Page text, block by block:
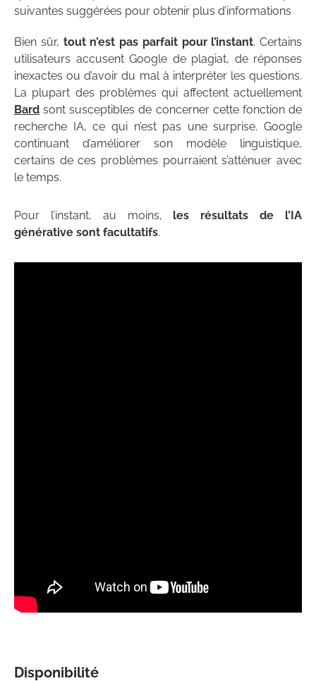
suivantes suggérées pour obtenir plus d’informations
Bien sûr, tout n’est pas parfait pour l’instant. Certains
utilisateurs accusent Google de plagiat, de réponses
inexactes ou d’avoir du mal à interpréter les questions.
La plupart des problèmes qui affectent actuellement
Bard sont susceptibles de concerner cette fonction de
recherche IA, ce qui n’est pas une surprise. Google
continuant d’améliorer son modèle linguistique,
certains de ces problèmes pourraient s’atténuer avec
le temps.
Pour l’instant, au moins, les résultats de l’IA
générative sont facultatifs.
Disponibilité